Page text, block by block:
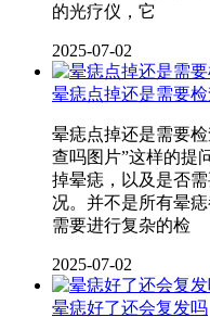
的光疗仪，它
2025-07-02
晕痣点掉还是需要
晕痣点掉还是需要
查吗图片”这样的提
掉晕痣，以及是否
况。并不是所有晕
需要进行复杂的检
2025-07-02
晕痣好了还会复发吗